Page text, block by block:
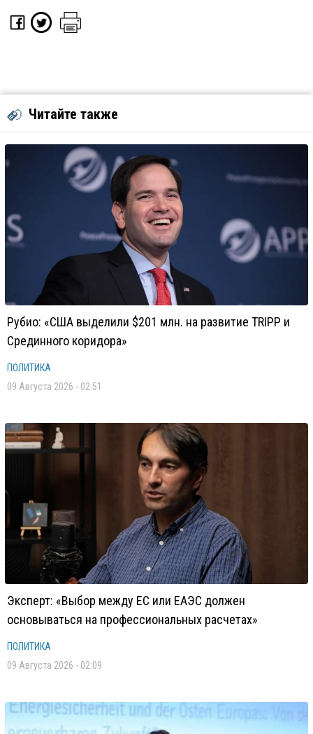
Читайте также
Рубио: «США выделили $201 млн. на развитие TRIPP и
Срединного коридора»
ПОЛИТИКА
09 Августа 2026 - 02:51
Эксперт: «Выбор между ЕС или ЕАЭС должен
основываться на профессиональных расчетах»
ПОЛИТИКА
09 Августа 2026 - 02:09